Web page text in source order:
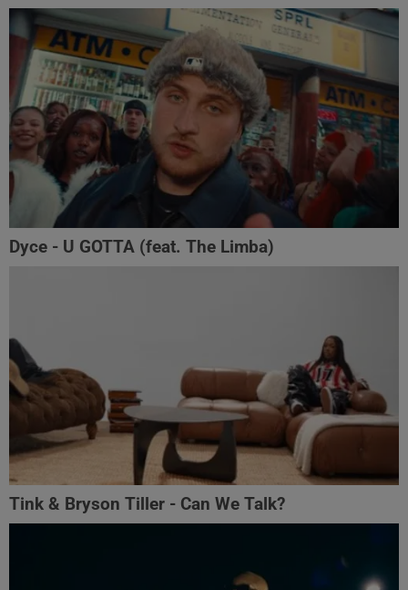
Dyce - U GOTTA (feat. The Limba)
Tink & Bryson Tiller - Can We Talk?